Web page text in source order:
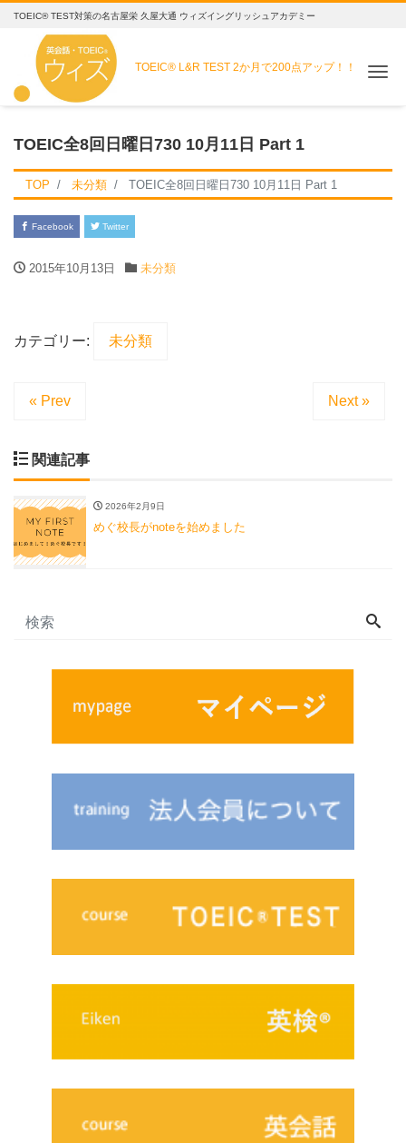
TOEIC® TEST対策の名古屋栄 久屋大通 ウィズイングリッシュアカデミー
TOEIC® L&R TEST2か月で200点アップ！！
TOEIC全8回日曜日730 10月11日 Part 1
TOP 未分類 TOEIC全8回日曜日730 10月11日 Part 1
Facebook Twitter
2015年10月13日 未分類
カテゴリー: 未分類
« Prev Next »
関連記事
2026年2月9日
めぐ校長がnoteを始めました